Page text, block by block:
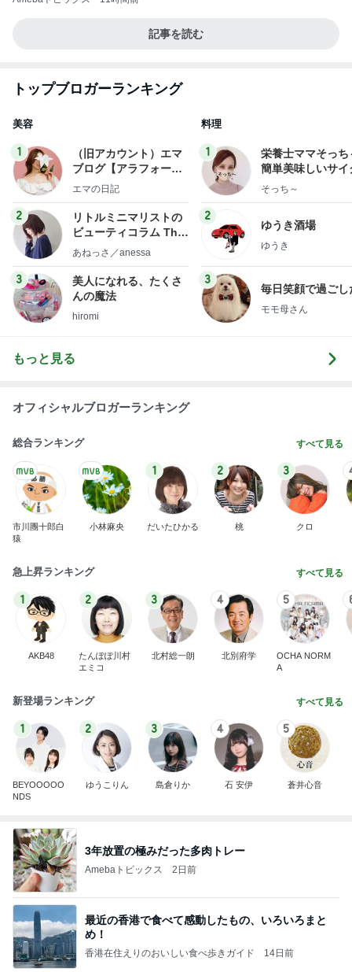
記事を読む
トップブロガーランキング
美容
1
（旧アカウント）エマ
ブログ【アラフォー会
社売却セカンドライ
エマの日記
2
リトルミニマリストの
ビューティコラム The
little minimalist's bea
あねっさ／anessa
3
美人になれる、たくさ
んの魔法
hiromi
料理
1
栄養士ママそっち
簡単美味しいサイ
献立
そっち～
2
ゆうき酒場
ゆうき
3
毎日笑顔で過ごし
モモ母さん
もっと見る
オフィシャルブロガーランキング
総合ランキング すべて見る
市川團十郎白
猿
小林麻央
1
だいたひかる
2
桃
3
クロ
急上昇ランキング すべて見る
1
AKB48
2
たんぽぽ川村
エミコ
3
北村総一朗
4
北別府学
5
OCHA NORM
A
新登場ランキング すべて見る
1
BEYOOOOO
NDS
2
ゆうこりん
3
島倉りか
4
石 安伊
5
蒼井心音
3年放置の極みだった多肉トレー
Amebaトピックス 2日前
最近の香港で食べて感動したもの、いろいろまと
め！
香港在住えりのおいしい食べ歩きガイド 14日前